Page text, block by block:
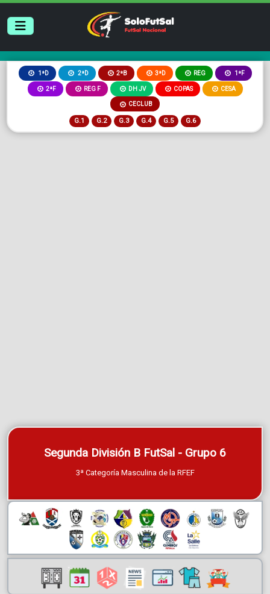
1ªD 2ªD 2ªB 3ªD REG 1ªF
2ªF REG F DH JV COPAS CESA
CECLUB
G.1 G.2 G.3 G.4 G.5 G.6
Segunda División B FutSal - Grupo 6
3ª Categoría Masculina de la RFEF